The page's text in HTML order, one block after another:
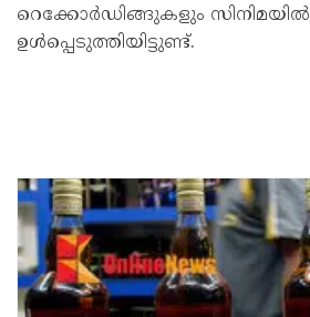
റെക്കോർഡിങ്ങുകളും സിനിമയിൽ
ഉൾപ്പെടുത്തിയിട്ടുണ്ട്.